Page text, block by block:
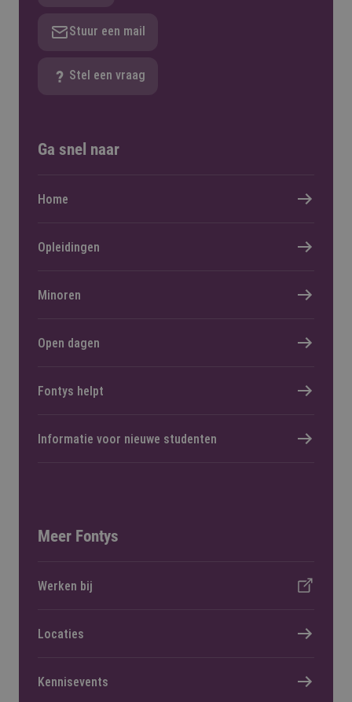
Stuur een mail
Stel een vraag
Ga snel naar
Home
Opleidingen
Minoren
Open dagen
Fontys helpt
Informatie voor nieuwe studenten
Meer Fontys
Werken bij
Locaties
Kennisevents